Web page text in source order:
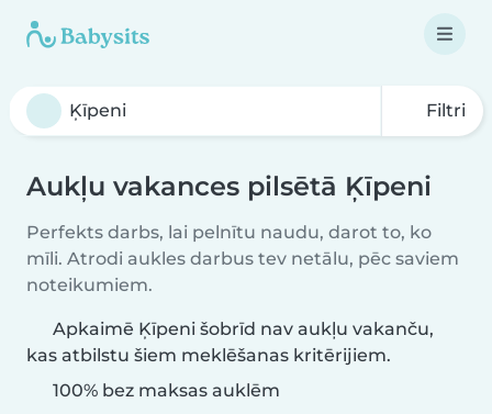
Filtri
Aukļu vakances pilsētā Ķīpeni
Perfekts darbs, lai pelnītu naudu, darot to, ko
mīli. Atrodi aukles darbus tev netālu, pēc saviem
noteikumiem.
Apkaimē Ķīpeni šobrīd nav aukļu vakanču,
kas atbilstu šiem meklēšanas kritērijiem.
100% bez maksas auklēm